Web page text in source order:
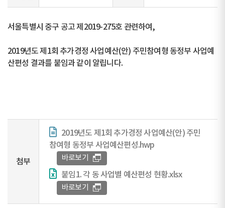
서울특별시 중구 공고 제2019-275호 관련하여,
2019년도 제1회 추가경정 사업예산(안) 주민참여형 동정부 사업예
산편성 결과를 붙임과 같이 알립니다.
첨부
2019년도 제1회 추가경정 사업예산(안) 주민
참여형 동정부 사업예산편성.hwp
바로보기
붙임1. 각 동 사업별 예산편성 현황.xlsx
바로보기